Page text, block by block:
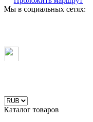
Мы в социальных сетях:
Каталог товаров